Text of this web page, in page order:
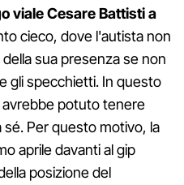
viale Cesare Battisti a
cieco, dove l'autista non
sua presenza se non
gli specchietti. In questo
potuto tenere
Per questo motivo, la
aprile davanti al gip
posizione del